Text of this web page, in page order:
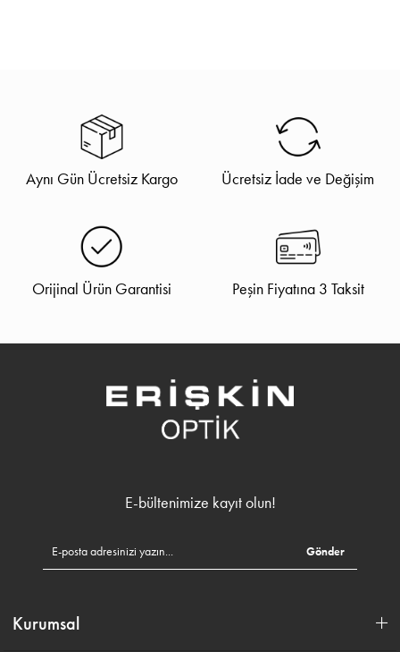
Aynı Gün Ücretsiz Kargo Ücretsiz İade ve Değişim
Orijinal Ürün Garantisi Peşin Fiyatına 3 Taksit
E-bültenimize kayıt olun!
Gönder
Kurumsal